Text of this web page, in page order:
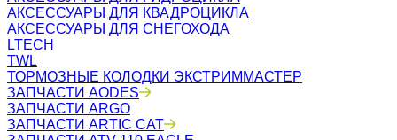
АКСЕССУАРЫ ДЛЯ КВАДРОЦИКЛА
АКСЕССУАРЫ ДЛЯ СНЕГОХОДА
LTECH
TWL
ТОРМОЗНЫЕ КОЛОДКИ ЭКСТРИММАСТЕР
ЗАПЧАСТИ AODES
ЗАПЧАСТИ ARGO
ЗАПЧАСТИ ARTIC CAT